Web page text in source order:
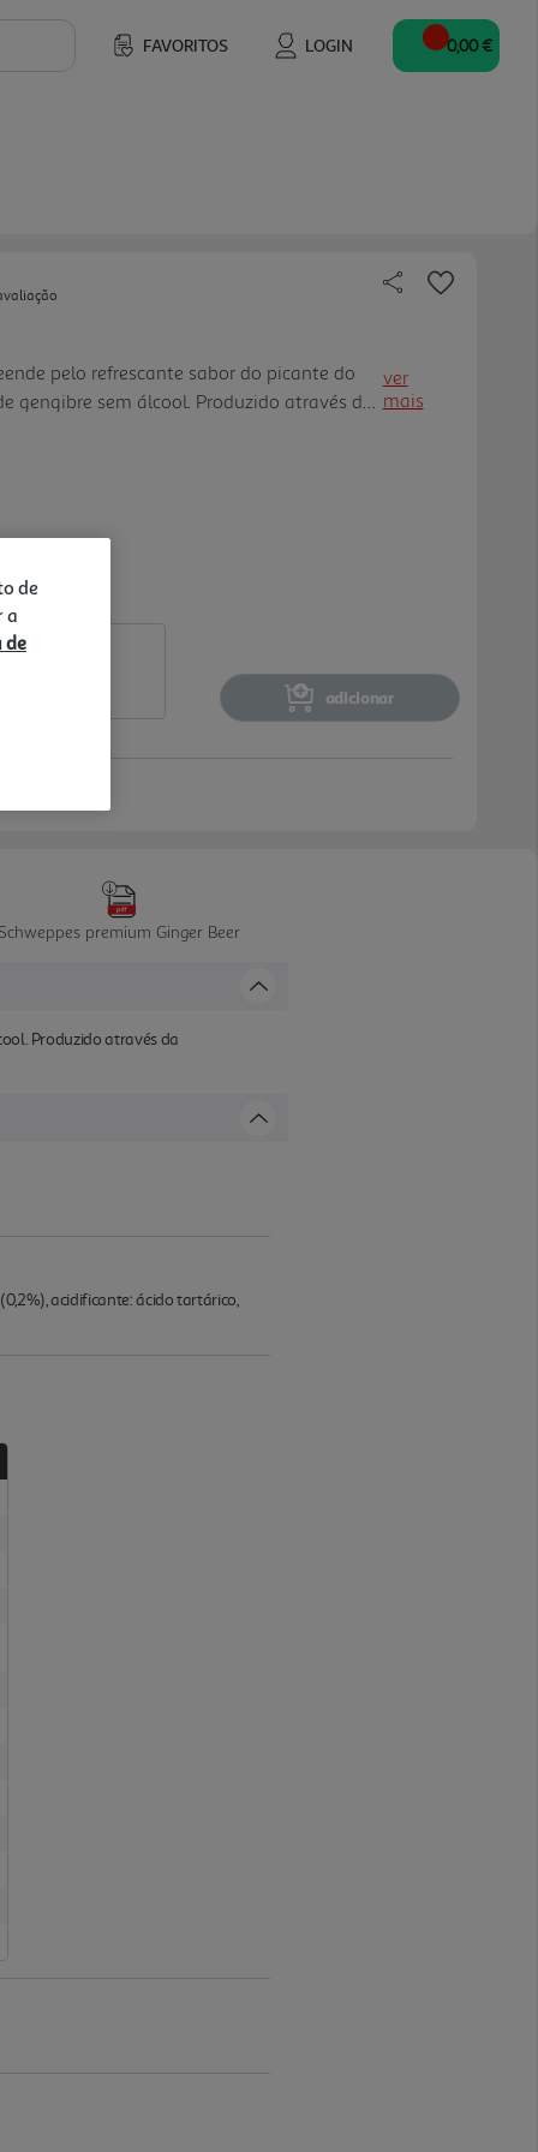
FAVORITOS LOGIN 0,00 €
pelo refrescante sabor do picante do
gengibre sem álcool. Produzido através da
ver
mais
adicionar
premium Ginger Beer
Produzido através da
acidificante: ácido tartárico,
de
a
de